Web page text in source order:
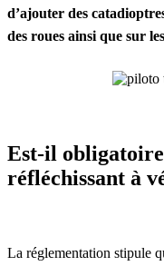
d’ajouter des
des roues ainsi que sur
Est-il
réfléchissant à
La réglementation stipule